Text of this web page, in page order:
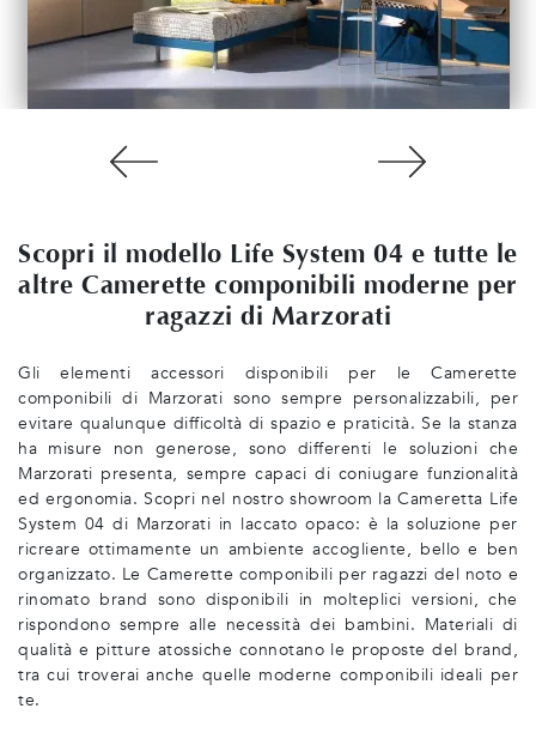
Scopri il modello Life System 04 e tutte le
altre Camerette componibili moderne per
ragazzi di Marzorati
Gli elementi accessori disponibili per le Camerette
componibili di Marzorati sono sempre personalizzabili, per
evitare qualunque difficoltà di spazio e praticità. Se la stanza
ha misure non generose, sono differenti le soluzioni che
Marzorati presenta, sempre capaci di coniugare funzionalità
ed ergonomia. Scopri nel nostro showroom la Cameretta Life
System 04 di Marzorati in laccato opaco: è la soluzione per
ricreare ottimamente un ambiente accogliente, bello e ben
organizzato. Le Camerette componibili per ragazzi del noto e
rinomato brand sono disponibili in molteplici versioni, che
rispondono sempre alle necessità dei bambini. Materiali di
qualità e pitture atossiche connotano le proposte del brand,
tra cui troverai anche quelle moderne componibili ideali per
te.